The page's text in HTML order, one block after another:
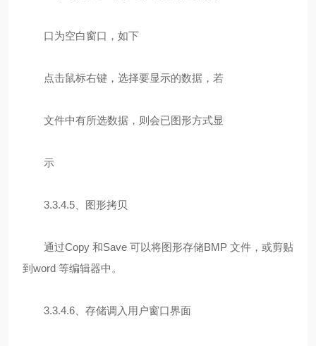
口为空白窗口，如下
点击鼠标右键，选择要显示的数据，若
文件中有所选数据，则会已图形方式显
示
3.3.4.5、图形拷贝
通过Copy 和Save 可以将图形存储BMP 文件，或剪贴
到word 等编辑器中。
3.3.4.6、存储调入用户窗口界面